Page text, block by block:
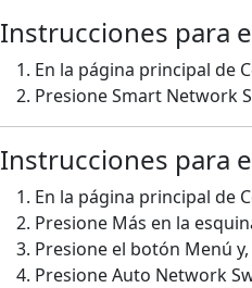
Instrucciones para
En la página principal de
Presione Smart Network
Instrucciones para
En la página principal de
Presione Más en la
Presione el botón Menú
Presione Auto Network